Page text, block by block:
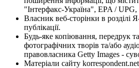
"Інтерфакс-Україна", EPA / UPG,
Власник веб-сторінки в розділі
публікації.
Будь-яке копіювання, передрук
фотографічних творів та/або
правовласника Getty Images -
Матеріали сайту